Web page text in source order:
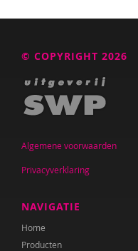
© COPYRIGHT 2026
Algemene voorwaarden
Privacyverklaring
NAVIGATIE
Home
Producten